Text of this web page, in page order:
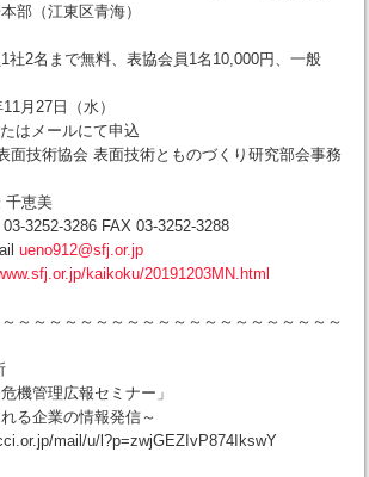
（江東区青海）
2名まで無料、表協会員1名10,000円、一般
月27日（水）
はメールにて申込
面技術協会 表面技術とものづくり研究部会事務
美
FAX 03-3252-3288
ueno912@sfj.or.jp
kaikoku/20191203MN.html
～～～～～～～～～～～～～～～～～～～～～
管理広報セミナー」
る企業の情報発信～
mail/u/l?p=zwjGEZIvP874IkswY